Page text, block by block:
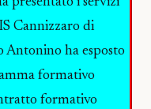
Cannizzaro di
Antonino ha esposto
formativo
formativo